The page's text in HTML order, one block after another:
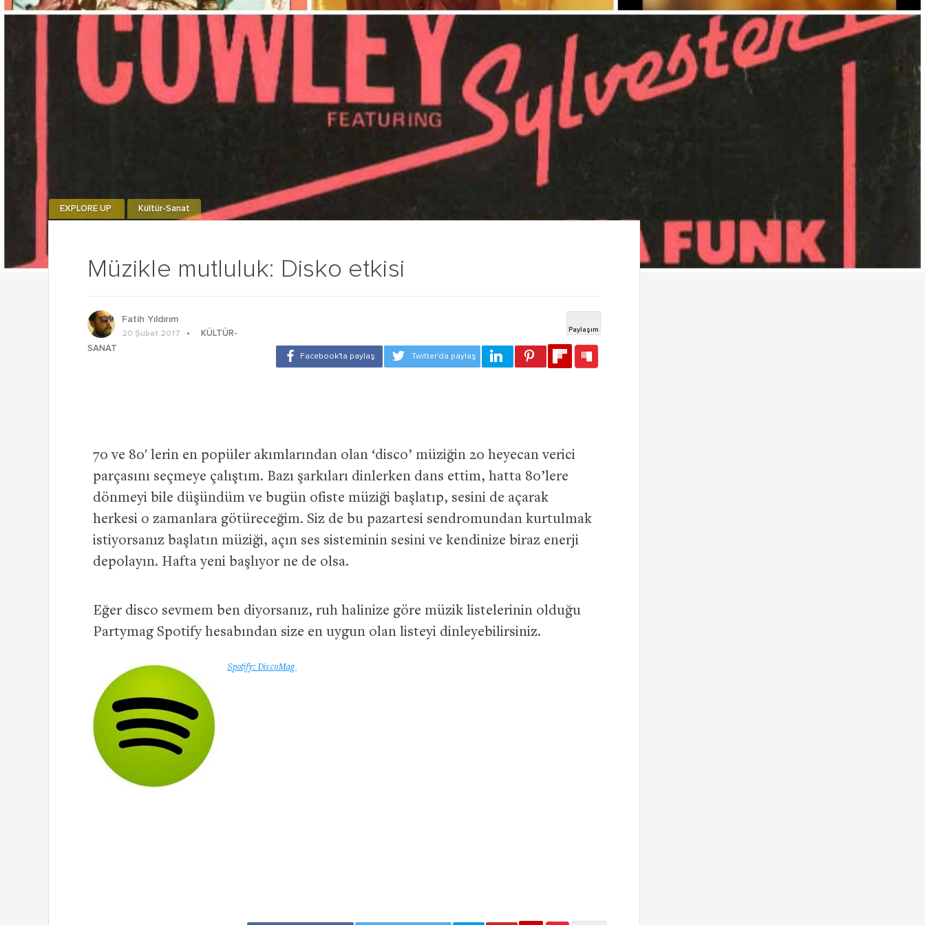
Müzikle mutluluk: Disko etkisi
EXPLORE UP Kültür-Sanat
Fatih Yıldırım
20 Şubat 2017
KÜLTÜR-
SANAT
70 ve 80′ lerin en popüler akımlarından olan ‘disco’ müziğin 20 heyecan verici
parçasını seçmeye çalıştım. Bazı şarkıları dinlerken dans ettim, hatta 80’lere
dönmeyi bile düşündüm ve bugün ofiste müziği başlatıp, sesini de açarak
herkesi o zamanlara götüreceğim. Siz de bu pazartesi sendromundan kurtulmak
istiyorsanız başlatın müziği, açın ses sisteminin sesini ve kendinize biraz enerji
depolayın. Hafta yeni başlıyor ne de olsa.
Eğer disco sevmem ben diyorsanız, ruh halinize göre müzik listelerinin olduğu
Partymag Spotify hesabından size en uygun olan listeyi dinleyebilirsiniz.
Spotify: DiscoMag